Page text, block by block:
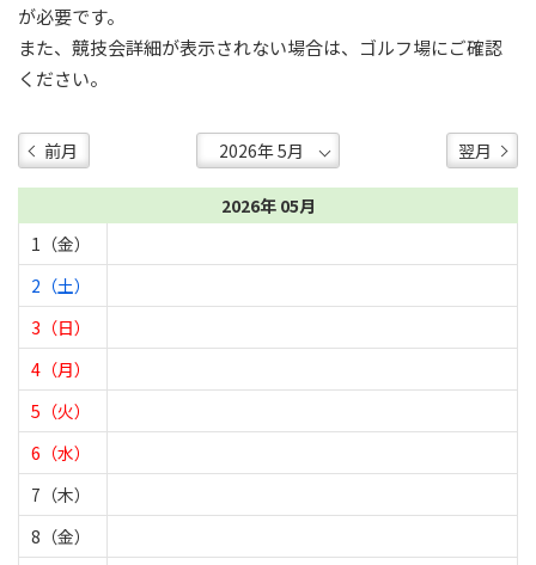
が必要です。
また、競技会詳細が表示されない場合は、ゴルフ場にご確認
ください。
前月 翌月
2026年 05月
1（金）
2（土）
3（日）
4（月）
5（火）
6（水）
7（木）
8（金）